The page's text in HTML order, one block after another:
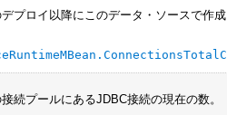
プロイ以降にこのデータ・ソースで作
続プールにあるJDBC接続の現在の数。